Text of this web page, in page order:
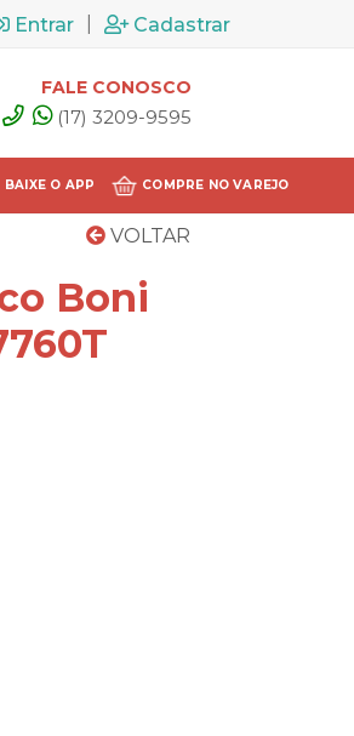
Entrar Cadastrar
FALE CONOSCO
(17) 3209-9595
BAIXE O APP COMPRE NO VAREJO
VOLTAR
Boni